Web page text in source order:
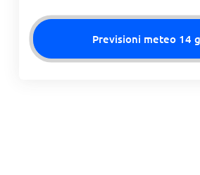
Previsioni meteo 14